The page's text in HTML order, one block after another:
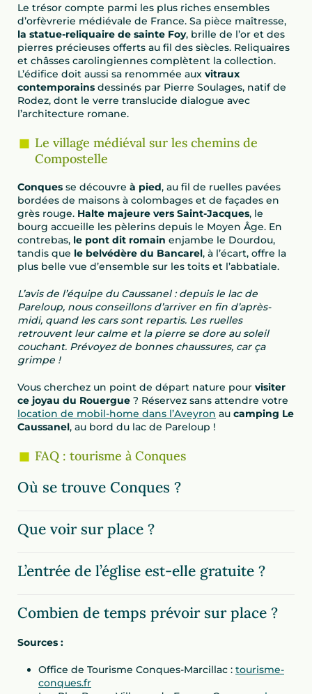
Le trésor compte parmi les plus riches ensembles
d’orfèvrerie médiévale de France. Sa pièce maîtresse,
la statue-reliquaire de sainte Foy, brille de l’or et des
pierres précieuses offerts au fil des siècles. Reliquaires
et châsses carolingiennes complètent la collection.
L’édifice doit aussi sa renommée aux vitraux
contemporains dessinés par Pierre Soulages, natif de
Rodez, dont le verre translucide dialogue avec
l’architecture romane.
Le village médiéval sur les chemins de
Compostelle
Conques se découvre à pied, au fil de ruelles pavées
bordées de maisons à colombages et de façades en
grès rouge. Halte majeure vers Saint-Jacques, le
bourg accueille les pèlerins depuis le Moyen Âge. En
contrebas, le pont dit romain enjambe le Dourdou,
tandis que le belvédère du Bancarel, à l’écart, offre la
plus belle vue d’ensemble sur les toits et l’abbatiale.
L’avis de l’équipe du Caussanel : depuis le lac de
Pareloup, nous conseillons d’arriver en fin d’après-
midi, quand les cars sont repartis. Les ruelles
retrouvent leur calme et la pierre se dore au soleil
couchant. Prévoyez de bonnes chaussures, car ça
grimpe !
Vous cherchez un point de départ nature pour visiter
ce joyau du Rouergue ? Réservez sans attendre votre
location de mobil-home dans l’Aveyron au camping Le
Caussanel, au bord du lac de Pareloup !
FAQ : tourisme à Conques
Où se trouve Conques ?
Que voir sur place ?
L’entrée de l’église est-elle gratuite ?
Combien de temps prévoir sur place ?
Sources :
Office de Tourisme Conques-Marcillac : tourisme-
conques.fr